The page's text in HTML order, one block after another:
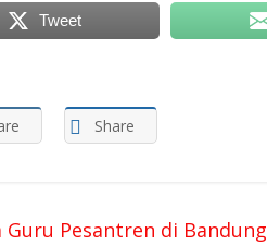
Tweet
Share
Pesantren di Bandung